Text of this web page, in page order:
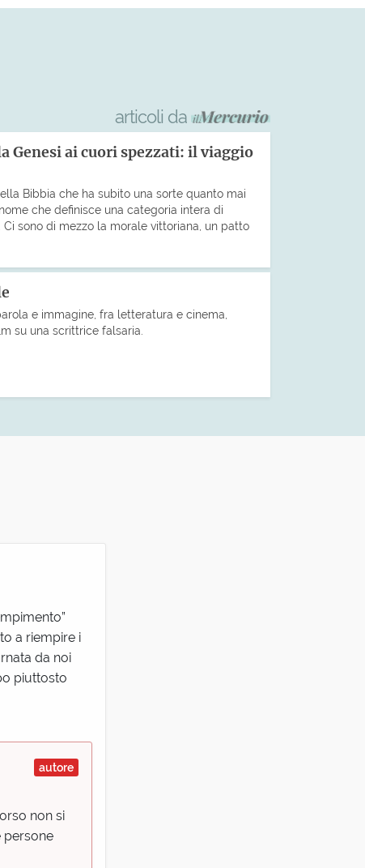
articoli da
Genesi ai cuori spezzati: il viaggio
Bibbia che ha subito una sorte quanto mai
che definisce una categoria intera di
sono di mezzo la morale vittoriana, un patto
e immagine, fra letteratura e cinema,
su una scrittrice falsaria.
a riempire i
da noi
piuttosto
autore
non si
persone